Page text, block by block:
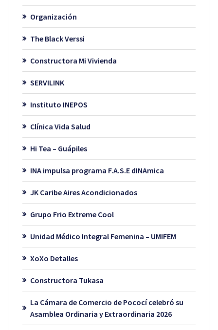
Organización
The Black Verssi
Constructora Mi Vivienda
SERVILINK
Instituto INEPOS
Clínica Vida Salud
Hi Tea – Guápiles
INA impulsa programa F.A.S.E dINAmica
JK Caribe Aires Acondicionados
Grupo Frio Extreme Cool
Unidad Médico Integral Femenina – UMIFEM
XoXo Detalles
Constructora Tukasa
La Cámara de Comercio de Pococí celebró su
Asamblea Ordinaria y Extraordinaria 2026